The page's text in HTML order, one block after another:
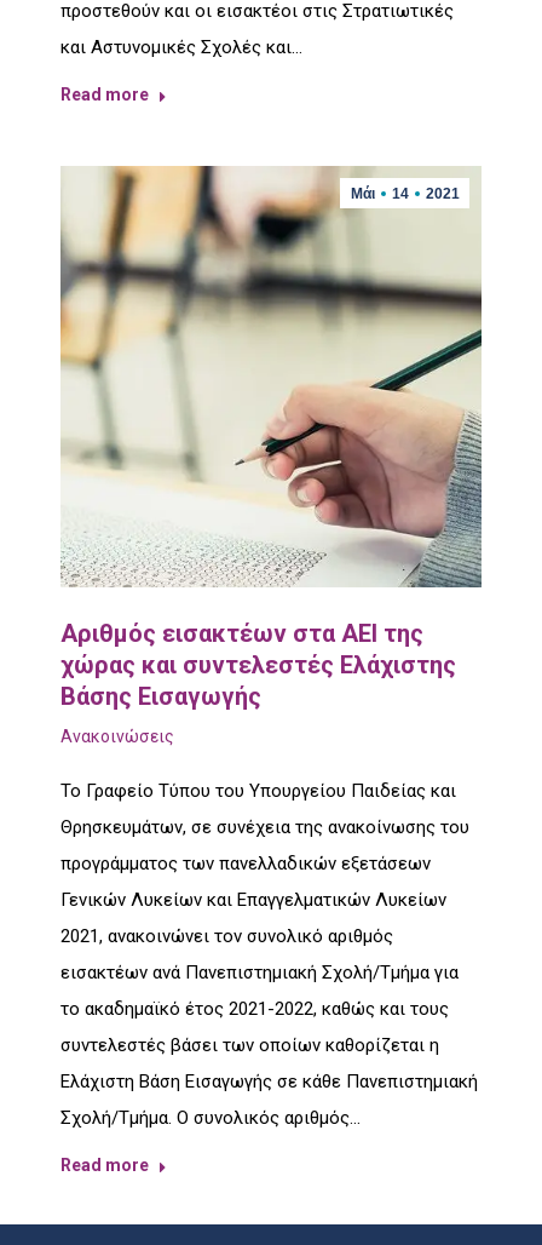
προστεθούν και οι εισακτέοι στις Στρατιωτικές
και Αστυνομικές Σχολές και…
Read more
Μάι 14 2021
Αριθμός εισακτέων στα ΑΕΙ της
χώρας και συντελεστές Ελάχιστης
Βάσης Εισαγωγής
Ανακοινώσεις
Το Γραφείο Τύπου του Υπουργείου Παιδείας και
Θρησκευμάτων, σε συνέχεια της ανακοίνωσης του
προγράμματος των πανελλαδικών εξετάσεων
Γενικών Λυκείων και Επαγγελματικών Λυκείων
2021, ανακοινώνει τον συνολικό αριθμός
εισακτέων ανά Πανεπιστημιακή Σχολή/Τμήμα για
το ακαδημαϊκό έτος 2021-2022, καθώς και τους
συντελεστές βάσει των οπoίων καθορίζεται η
Ελάχιστη Βάση Εισαγωγής σε κάθε Πανεπιστημιακή
Σχολή/Τμήμα. Ο συνολικός αριθμός…
Read more